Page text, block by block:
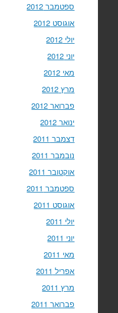
ספטמבר 2012
אוגוסט 2012
יולי 2012
יוני 2012
מאי 2012
מרץ 2012
פברואר 2012
ינואר 2012
דצמבר 2011
נובמבר 2011
אוקטובר 2011
ספטמבר 2011
אוגוסט 2011
יולי 2011
יוני 2011
מאי 2011
אפריל 2011
מרץ 2011
פברואר 2011